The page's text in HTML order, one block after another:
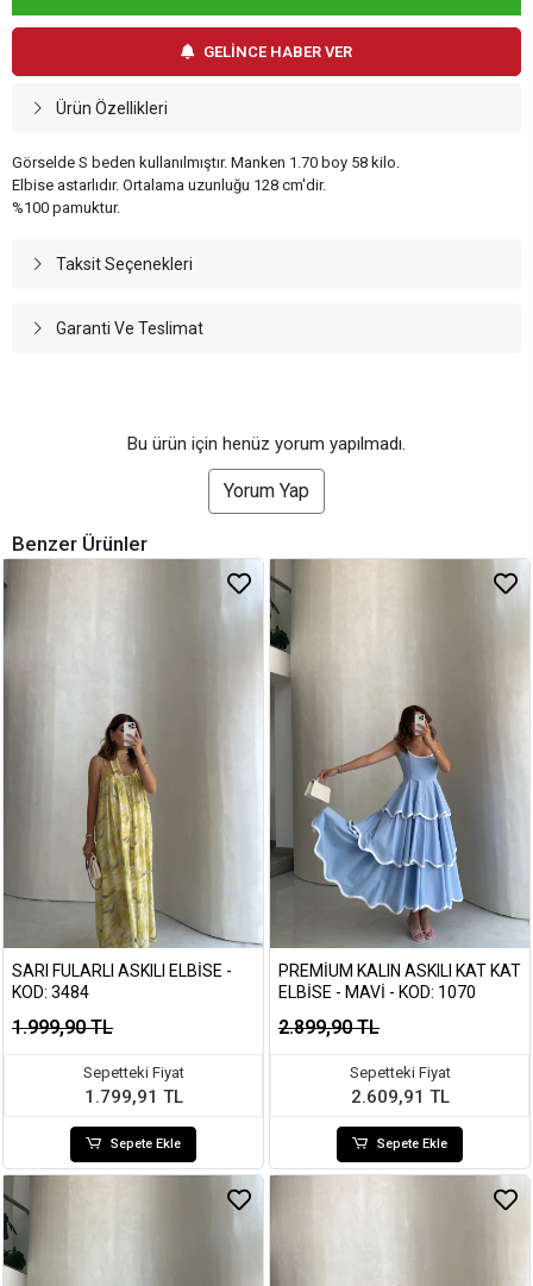
GELİNCE HABER VER
Ürün Özellikleri
Görselde S beden kullanılmıştır. Manken 1.70 boy 58 kilo.
Elbise astarlıdır. Ortalama uzunluğu 128 cm'dir.
%100 pamuktur.
Taksit Seçenekleri
Garanti Ve Teslimat
Bu ürün için henüz yorum yapılmadı.
Yorum Yap
Benzer Ürünler
SARI FULARLI ASKILI ELBISE -
KOD: 3484
1.999,90 TL
Sepetteki Fiyat
1.799,91 TL
Sepete Ekle
PREMIUM KALIN ASKILI KAT KAT
ELBISE - MAVI - KOD: 1070
2.899,90 TL
Sepetteki Fiyat
2.609,91 TL
Sepete Ekle